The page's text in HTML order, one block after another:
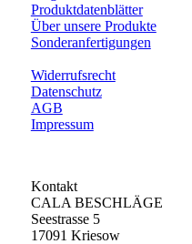
Produktdatenblätter
Über unsere Produkte
Sonderanfertigungen
Widerrufsrecht
Datenschutz
AGB
Impressum
Kontakt
CALA BESCHLÄGE
Seestrasse 5
17091 Kriesow